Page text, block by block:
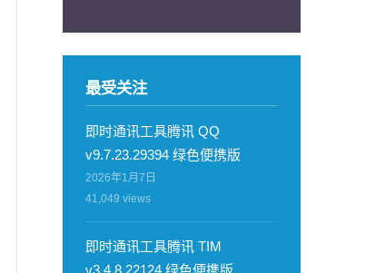
最受关注
即时通讯工具腾讯 QQ
v9.7.23.29394 绿色便携版
2026年1月7日
41,049 views
即时通讯工具腾讯 TIM
v3.4.8.22124 绿色便携版